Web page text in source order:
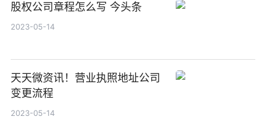
股权公司章程怎么写 今头条
2023-05-14
天天微资讯！营业执照地址公司
变更流程
2023-05-14